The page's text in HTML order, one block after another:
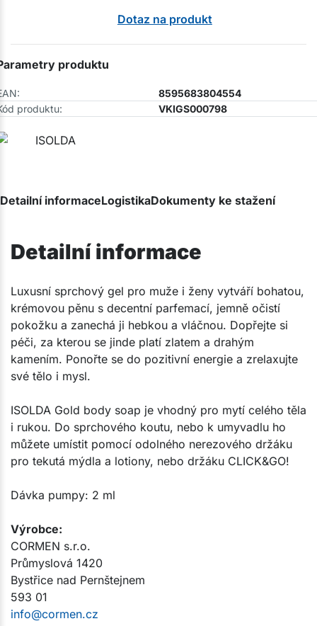
Dotaz na produkt
produktu
8595683804554
produktu:
VKIGS000798
Detailní informaceLogistikaDokumenty ke stažení
Detailní informace
​Luxusní sprchový gel pro muže i ženy vytváří bohatou,
krémovou pěnu s decentní parfemací, jemně očistí
pokožku a zanechá ji hebkou a vláčnou. Dopřejte si
péči, za kterou se jinde platí zlatem a drahým
kamením. Ponořte se do pozitivní energie a zrelaxujte
své tělo i mysl.​
ISOLDA Gold body soap je vhodný pro mytí celého těla
i rukou. Do sprchového koutu, nebo k umyvadlu ho
můžete umístit pomocí odolného nerezového držáku
pro tekutá mýdla a lotiony, nebo držáku CLICK&GO!
Dávka pumpy: 2 ml​​
Výrobce:​
CORMEN s.r.o.
Průmyslová 1420
Bystřice nad Pernštejnem
593 01
info@cormen.cz